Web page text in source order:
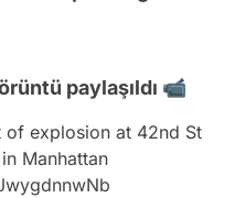
paylaşıldı 📹
of explosion at 42nd St
Manhattan